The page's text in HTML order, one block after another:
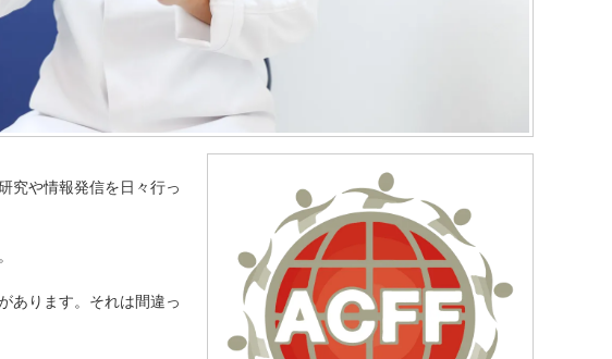
究や情報発信を日々行っ
あります。それは間違っ